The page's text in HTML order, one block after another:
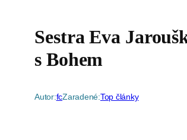
Sestra Eva
s Bohem
Autor:fcZaradené:Top články